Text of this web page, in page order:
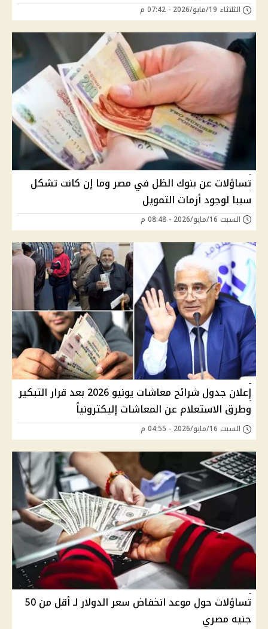
الثلاثاء 19/مايو/2026 - 07:42 م
تساؤلات عن بنوك الظل في مصر وما إن كانت تشكل
سببا لوجود أزمات التمويل
السبت 16/مايو/2026 - 08:48 م
إعلان جدول شرائح معاشات يونيو 2026 بعد قرار التبكير
وطرق الاستعلام عن المعاشات إليكترونياً
السبت 16/مايو/2026 - 04:55 م
تساؤلات حول موعد انخفاض سعر الدولار لـ أقل من 50
جنيه مصري